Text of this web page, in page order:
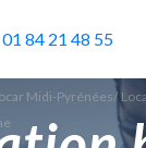
01 84 21 48 55
Midi-Pyrénées/